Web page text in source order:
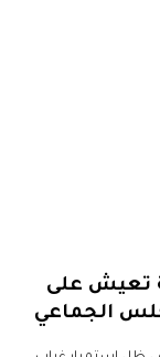
تعيش على
الجماعي